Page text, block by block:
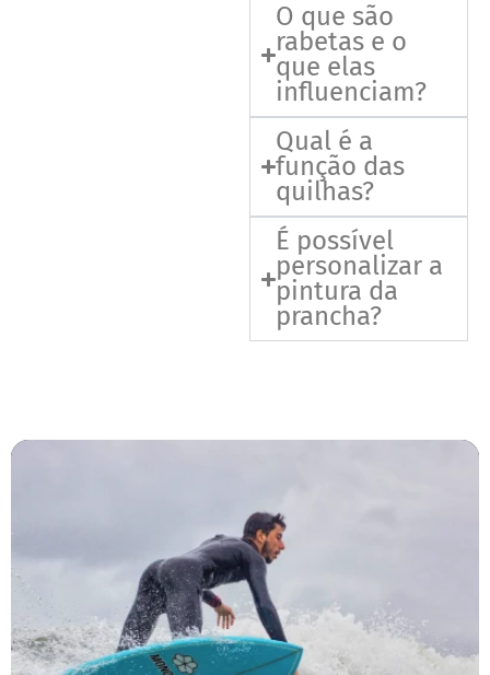
O que são
rabetas e o
que elas
influenciam?
Qual é a
função das
quilhas?
É possível
personalizar a
pintura da
prancha?